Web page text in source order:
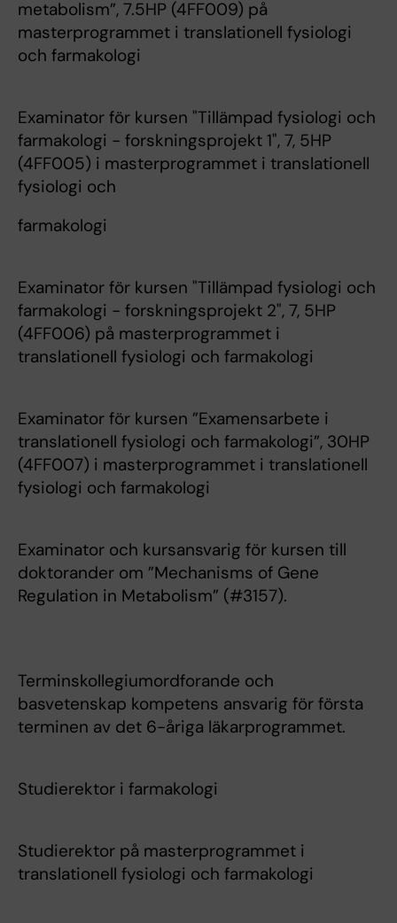
metabolism”, 7.5HP (4FF009) på
masterprogrammet i translationell fysiologi
och farmakologi
Examinator för kursen "Tillämpad fysiologi och
farmakologi - forskningsprojekt 1", 7, 5HP
(4FF005) i masterprogrammet i translationell
fysiologi och
farmakologi
Examinator för kursen "Tillämpad fysiologi och
farmakologi - forskningsprojekt 2", 7, 5HP
(4FF006) på masterprogrammet i
translationell fysiologi och farmakologi
Examinator för kursen ”Examensarbete i
translationell fysiologi och farmakologi”, 30HP
(4FF007) i masterprogrammet i translationell
fysiologi och farmakologi
Examinator och kursansvarig för kursen till
doktorander om ”Mechanisms of Gene
Regulation in Metabolism” (#3157).
Terminskollegiumordforande och
basvetenskap kompetens ansvarig för första
terminen av det 6-åriga läkarprogrammet.
Studierektor i farmakologi
Studierektor på masterprogrammet i
translationell fysiologi och farmakologi